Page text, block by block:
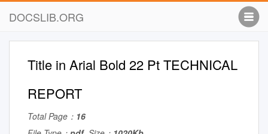
DOCSLIB.ORG
Title in Arial Bold 22 Pt TECHNICAL
REPORT
Total Page： 16